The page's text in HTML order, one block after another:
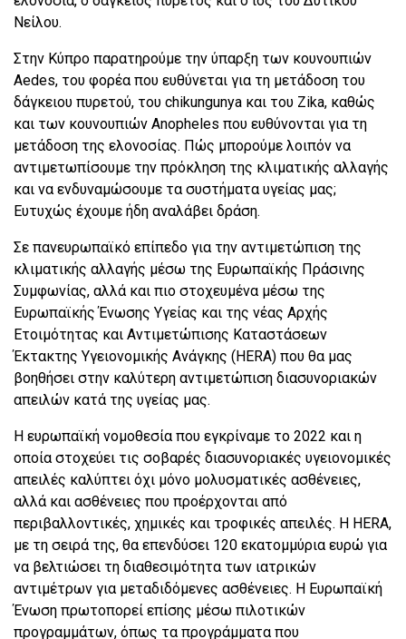
Νείλου.
Στην Κύπρο παρατηρούμε την ύπαρξη των κουνουπιών
Aedes, του φορέα που ευθύνεται για τη μετάδοση του
δάγκειου πυρετού, του chikungunya και του Zika, καθώς
και των κουνουπιών Anopheles που ευθύνονται για τη
μετάδοση της ελονοσίας. Πώς μπορούμε λοιπόν να
αντιμετωπίσουμε την πρόκληση της κλιματικής αλλαγής
και να ενδυναμώσουμε τα συστήματα υγείας μας;
Ευτυχώς έχουμε ήδη αναλάβει δράση.
Σε πανευρωπαϊκό επίπεδο για την αντιμετώπιση της
κλιματικής αλλαγής μέσω της Ευρωπαϊκής Πράσινης
Συμφωνίας, αλλά και πιο στοχευμένα μέσω της
Ευρωπαϊκής Ένωσης Υγείας και της νέας Αρχής
Ετοιμότητας και Αντιμετώπισης Καταστάσεων
Έκτακτης Υγειονομικής Ανάγκης (HERA) που θα μας
βοηθήσει στην καλύτερη αντιμετώπιση διασυνοριακών
απειλών κατά της υγείας μας.
Η ευρωπαϊκή νομοθεσία που εγκρίναμε το 2022 και η
οποία στοχεύει τις σοβαρές διασυνοριακές υγειονομικές
απειλές καλύπτει όχι μόνο μολυσματικές ασθένειες,
αλλά και ασθένειες που προέρχονται από
περιβαλλοντικές, χημικές και τροφικές απειλές. Η HERΑ,
με τη σειρά της, θα επενδύσει 120 εκατομμύρια ευρώ για
να βελτιώσει τη διαθεσιμότητα των ιατρικών
αντιμέτρων για μεταδιδόμενες ασθένειες. Η Ευρωπαϊκή
Ένωση πρωτοπορεί επίσης μέσω πιλοτικών
προγραμμάτων, όπως τα προγράμματα που